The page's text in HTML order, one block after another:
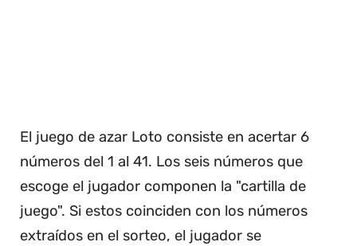
El juego de azar Loto consiste en acertar 6
números del 1 al 41. Los seis números que
escoge el jugador componen la "cartilla de
juego". Si estos coinciden con los números
extraídos en el sorteo, el jugador se